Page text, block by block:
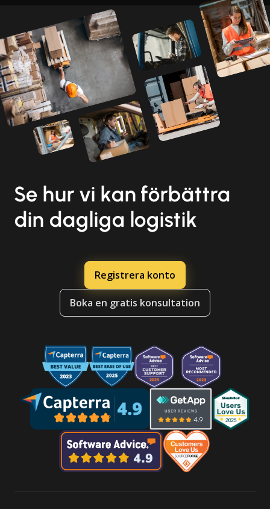
Se hur vi kan förbättra
din dagliga logistik
Registrera konto
Boka en gratis konsultation